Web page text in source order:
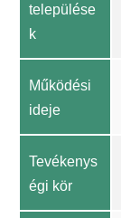
települése
k
Működési
ideje
Tevékenys
égi kör